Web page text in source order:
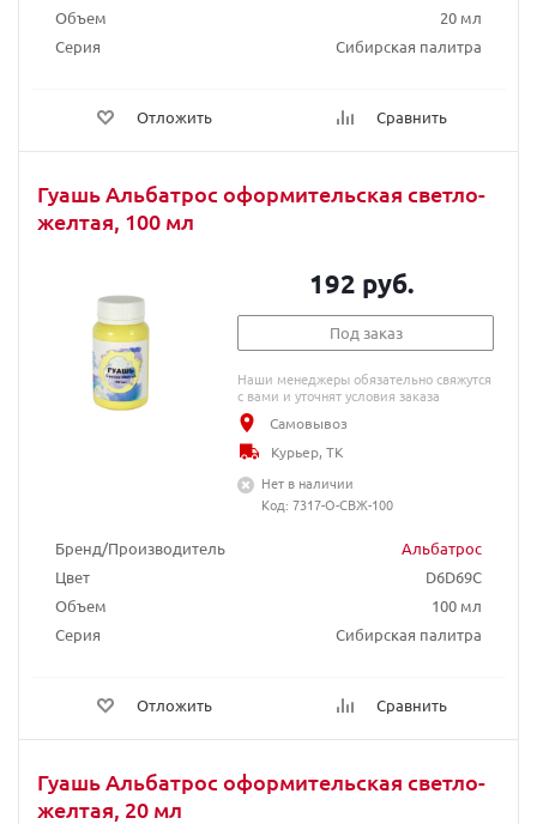
Объем
20 мл
Серия
Сибирская палитра
Отложить Сравнить
Гуашь Альбатрос оформительская светло-
желтая, 100 мл
Бренд/Производитель
Альбатрос
Цвет
D6D69C
Объем
100 мл
Серия
Сибирская палитра
Отложить Сравнить
192 руб.
Под заказ
Наши менеджеры обязательно свяжутся
с вами и уточнят условия заказа
Самовывоз
Курьер, ТК
Нет в наличии
Код: 7317-О-СВЖ-100
Гуашь Альбатрос оформительская светло-
желтая, 20 мл